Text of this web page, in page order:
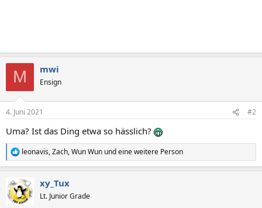
M mwi
Ensign
4. Juni 2021 #2
Uma? Ist das Ding etwa so hässlich?
R
e
k
t
i
leonavis,Zach,Wun Wun und eine weitere Person
xy_Tux
Lt. Junior Grade